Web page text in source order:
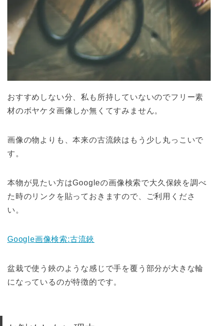
おすすめしない分、私も所持していないのでフリー素
材のボヤケタ画像しか無くてすみません。
画像の物よりも、本来の古流鋏はもう少し丸っこいで
す。
本物が見たい方はGoogleの画像検索で大久保鋏を調べ
た時のリンクを貼っておきますので、ご利用くださ
い。
Google画像検索:古流鋏
盆栽で使う鋏のような感じで手を覆う部分が大きな輪
になっているのが特徴的です。